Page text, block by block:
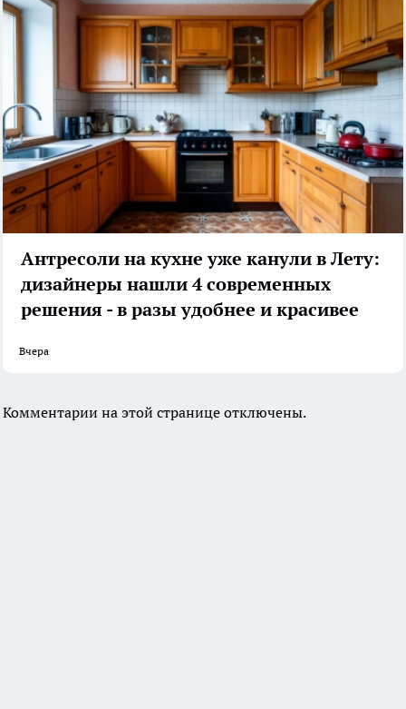
Антресоли на кухне уже канули в Лету:
дизайнеры нашли 4 современных
решения - в разы удобнее и красивее
Вчера
Комментарии на этой странице отключены.